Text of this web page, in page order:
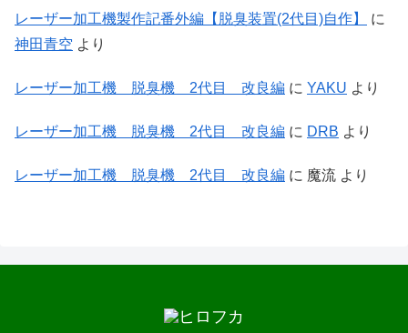
レーザー加工機製作記番外編【脱臭装置(2代目)自作】
に
神田青空 より
レーザー加工機 脱臭機 2代目 改良編 に YAKU より
レーザー加工機 脱臭機 2代目 改良編 に DRB より
レーザー加工機 脱臭機 2代目 改良編 に 魔流 より